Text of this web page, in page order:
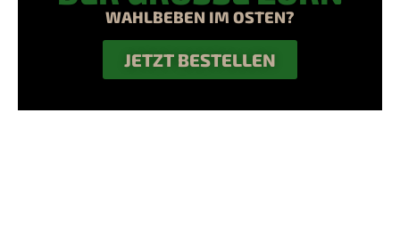
WAHLBEBEN IM OSTEN?
JETZT BESTELLEN